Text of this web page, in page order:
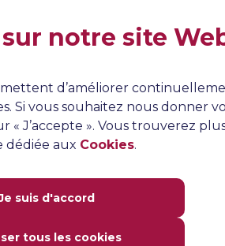
noire
sont basés sur la
testé et ne
de
et du code de
notre site
d’améliorer
Si vous souhaitez nous donner
J’accepte ». Vous trouverez
dédiée aux Cookies.
suis d'accord
tous les cookies